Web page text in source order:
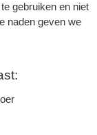
gebruiken en niet
naden geven we